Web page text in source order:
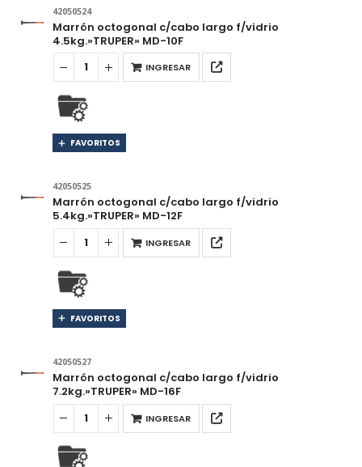
42050524
Marrón octogonal c/cabo largo f/vidrio
4.5kg.»TRUPER» MD-10F
INGRESAR
FAVORITOS
42050525
Marrón octogonal c/cabo largo f/vidrio
5.4kg.»TRUPER» MD-12F
INGRESAR
FAVORITOS
42050527
Marrón octogonal c/cabo largo f/vidrio
7.2kg.»TRUPER» MD-16F
INGRESAR